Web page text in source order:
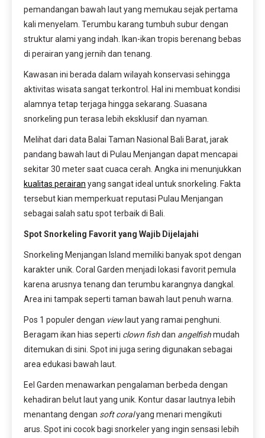
pemandangan bawah laut yang memukau sejak pertama
kali menyelam. Terumbu karang tumbuh subur dengan
struktur alami yang indah. Ikan-ikan tropis berenang bebas
di perairan yang jernih dan tenang.
Kawasan ini berada dalam wilayah konservasi sehingga
aktivitas wisata sangat terkontrol. Hal ini membuat kondisi
alamnya tetap terjaga hingga sekarang. Suasana
snorkeling pun terasa lebih eksklusif dan nyaman.
Melihat dari data Balai Taman Nasional Bali Barat, jarak
pandang bawah laut di Pulau Menjangan dapat mencapai
sekitar 30 meter saat cuaca cerah. Angka ini menunjukkan
kualitas perairan yang sangat ideal untuk snorkeling. Fakta
tersebut kian memperkuat reputasi Pulau Menjangan
sebagai salah satu spot terbaik di Bali.
Spot Snorkeling Favorit yang Wajib Dijelajahi
Snorkeling Menjangan Island memiliki banyak spot dengan
karakter unik. Coral Garden menjadi lokasi favorit pemula
karena arusnya tenang dan terumbu karangnya dangkal.
Area ini tampak seperti taman bawah laut penuh warna.
Pos 1 populer dengan viewlaut yang ramai penghuni.
Beragam ikan hias seperti clown fishdan angelfishmudah
ditemukan di sini. Spot ini juga sering digunakan sebagai
area edukasi bawah laut.
Eel Garden menawarkan pengalaman berbeda dengan
kehadiran belut laut yang unik. Kontur dasar lautnya lebih
menantang dengan soft coralyang menari mengikuti
arus. Spot ini cocok bagi snorkeler yang ingin sensasi lebih